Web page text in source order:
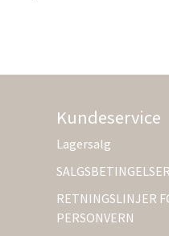
Kundeservice
Lagersalg
SALGSBETINGELSER
RETNINGSLINJER
PERSONVERN